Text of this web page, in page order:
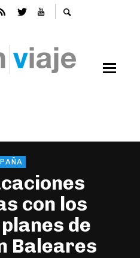
con los
de
Baleares